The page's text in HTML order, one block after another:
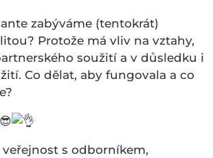
zabýváme (tentokrát)
Protože má vliv na vztahy,
soužití a v důsledku i
Co dělat, aby fungovala a co
s odborníkem,